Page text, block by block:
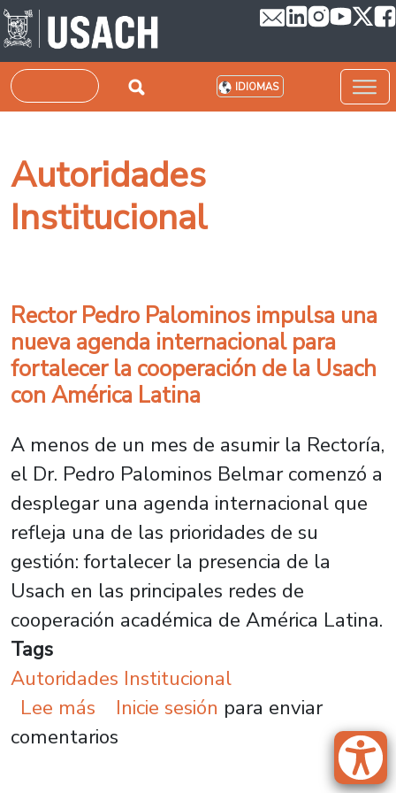
Pasar al contenido principal
Buscar IDIOMAS
Autoridades
Institucional
Rector Pedro Palominos impulsa una
nueva agenda internacional para
fortalecer la cooperación de la Usach
con América Latina
A menos de un mes de asumir la Rectoría,
el Dr. Pedro Palominos Belmar comenzó a
desplegar una agenda internacional que
refleja una de las prioridades de su
gestión: fortalecer la presencia de la
Usach en las principales redes de
cooperación académica de América Latina.
Tags
Autoridades Institucional
Lee más sobre Rector Pedro Palominos
Inicie sesión para enviar
comentarios